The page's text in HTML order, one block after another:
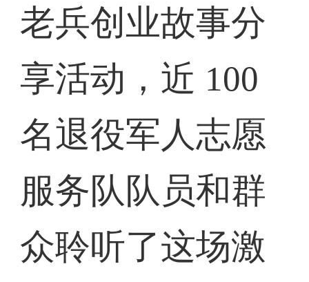
老兵创业故事分
享活动，近 100
名退役军人志愿
服务队队员和群
众聆听了这场激